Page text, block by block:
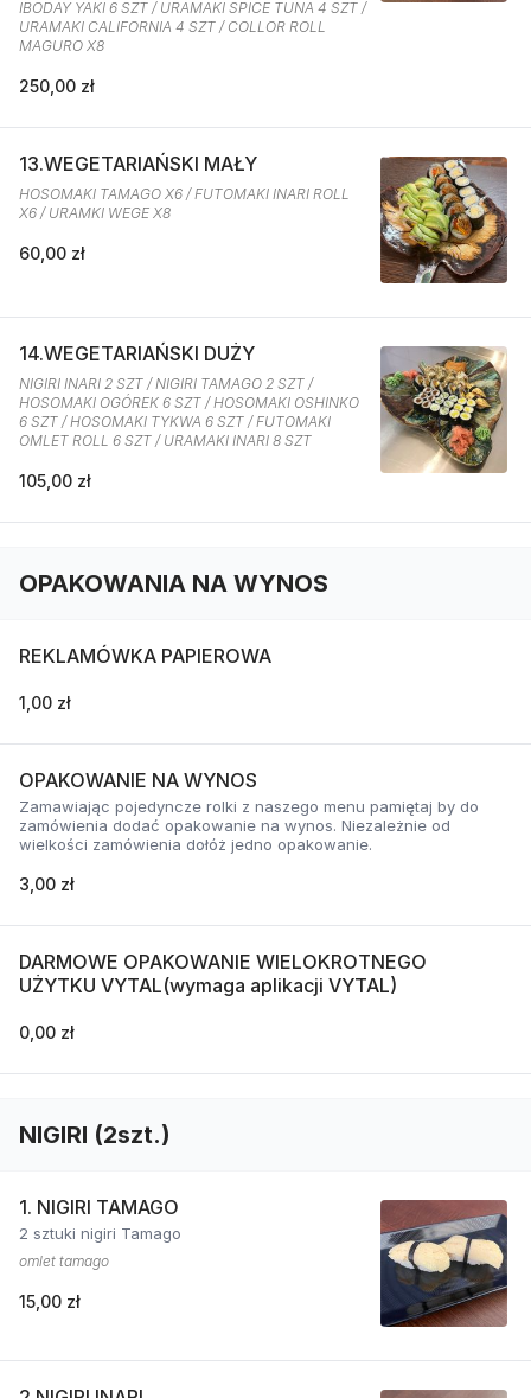
IBODAY YAKI 6 SZT / URAMAKI SPICE TUNA 4 SZT /
URAMAKI CALIFORNIA 4 SZT / COLLOR ROLL
MAGURO X8
250,00 zł
13.WEGETARIAŃSKI MAŁY
HOSOMAKI TAMAGO X6 / FUTOMAKI INARI ROLL
X6 / URAMKI WEGE X8
60,00 zł
14.WEGETARIAŃSKI DUŻY
NIGIRI INARI 2 SZT / NIGIRI TAMAGO 2 SZT /
HOSOMAKI OGÓREK 6 SZT / HOSOMAKI OSHINKO
6 SZT / HOSOMAKI TYKWA 6 SZT / FUTOMAKI
OMLET ROLL 6 SZT / URAMAKI INARI 8 SZT
105,00 zł
OPAKOWANIA NA WYNOS
REKLAMÓWKA PAPIEROWA
1,00 zł
OPAKOWANIE NA WYNOS
Zamawiając pojedyncze rolki z naszego menu pamiętaj by do
zamówienia dodać opakowanie na wynos. Niezależnie od
wielkości zamówienia dołóż jedno opakowanie.
3,00 zł
DARMOWE OPAKOWANIE WIELOKROTNEGO
UŻYTKU VYTAL(wymaga aplikacji VYTAL)
0,00 zł
NIGIRI (2szt.)
1. NIGIRI TAMAGO
2 sztuki nigiri Tamago
omlet tamago
15,00 zł